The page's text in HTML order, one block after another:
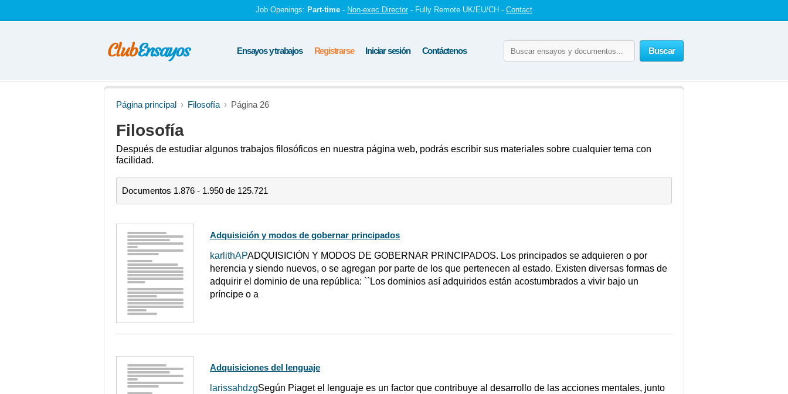
Job Openings: Part-time - Non-exec Director - Fully Remote UK/EU/CH - Contact
Buscar
Ensayos y trabajos Registrarse Iniciar sesión Contáctenos
Página principal Filosofía Página 26
Filosofía
Después de estudiar algunos trabajos filosóficos en nuestra página web, podrás escribir sus materiales sobre cualquier tema con
facilidad.
Documentos 1.876 - 1.950 de 125.721
Adquisición y modos de gobernar principados
karlithAPADQUISICIÓN Y MODOS DE GOBERNAR PRINCIPADOS. Los principados se adquieren o por
herencia y siendo nuevos, o se agregan por parte de los que pertenecen al estado. Existen diversas formas de
adquirir el dominio de una república: ``Los dominios así adquiridos están acostumbrados a vivir bajo un
príncipe o a
Adquisiciones del lenguaje
larissahdzgSegún Piaget el lenguaje es un factor que contribuye al desarrollo de las acciones mentales, junto